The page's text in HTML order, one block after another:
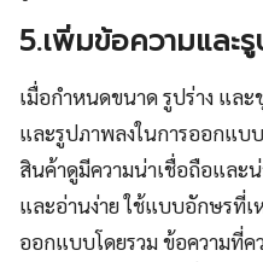
5.เพิ่มข้อความและ
เมื่อกำหนดขนาด รูปร่าง แล
และรูปภาพลงในการออกแบ
สินค้าดูมีความน่าเชื่อถือและ
และอ่านง่าย ใช้แบบอักษรที่
ออกแบบโดยรวม ข้อความที่ค